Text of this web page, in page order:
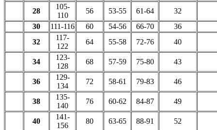
28
105-
110
56 53-55 61-64
32
30
111-116 60 54-56 66-70
36
32
117-
122
64 55-58 72-76 40
34
123-
128
68 57-59 75-80 43
36
129-
134
72 58-61 79-83 46
38
135-
140
76 60-62 84-87 49
40
141-
156
80 63-65 88-91 52